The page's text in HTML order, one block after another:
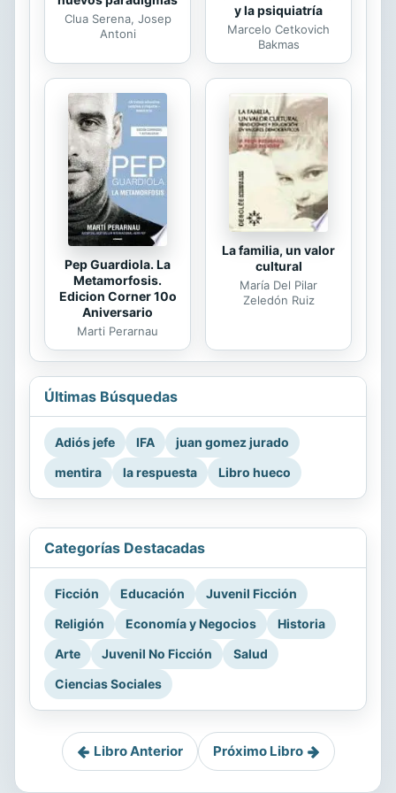
Clua Serena, Josep
Antoni
y la psiquiatría
Marcelo Cetkovich
Bakmas
Pep Guardiola. La
Metamorfosis.
Edicion Corner 10o
Aniversario
Marti Perarnau
La familia, un valor
cultural
María Del Pilar
Zeledón Ruiz
Últimas Búsquedas
Adiós jefe IFA
juan gomez jurado
mentira
la respuesta Libro hueco
Categorías Destacadas
Ficción Educación
Juvenil Ficción
Religión
Economía y Negocios
Historia
Arte
Juvenil No Ficción
Salud
Ciencias Sociales
Libro Anterior Próximo Libro